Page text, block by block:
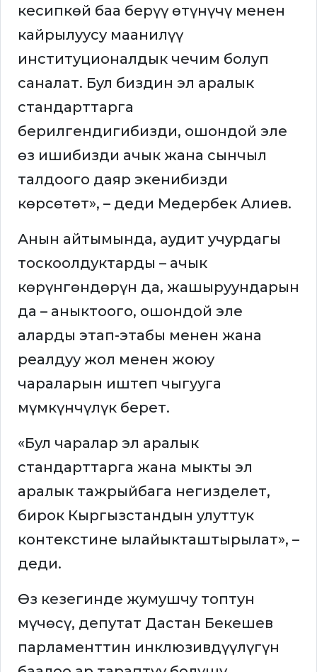
кесипкөй баа берүү өтүнүчү менен
кайрылуусу маанилүү
институционалдык чечим болуп
саналат. Бул биздин эл аралык
стандарттарга
берилгендигибизди, ошондой эле
өз ишибизди ачык жана сынчыл
талдоого даяр экенибизди
көрсөтөт», – деди Медербек Алиев.
Анын айтымында, аудит учурдагы
тоскоолдуктарды – ачык
көрүнгөндөрүн да, жашыруундарын
да – аныктоого, ошондой эле
аларды этап-этабы менен жана
реалдуу жол менен жоюу
чараларын иштеп чыгууга
мүмкүнчүлүк берет.
«Бул чаралар эл аралык
стандарттарга жана мыкты эл
аралык тажрыйбага негизделет,
бирок Кыргызстандын улуттук
контекстине ылайыкташтырылат», –
деди.
Өз кезегинде жумушчу топтун
мүчөсү, депутат Дастан Бекешев
парламенттин инклюзивдүүлүгүн